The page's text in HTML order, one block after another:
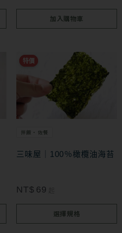
加入購物車
特價
拌飯・佐餐
特價
三味屋｜100％橄欖油海苔
NT$ 69
選擇規格
此
產
有
多
種
款
可